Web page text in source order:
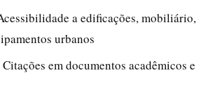
a edificações, mobiliário,
urbanos
em documentos acadêmicos e